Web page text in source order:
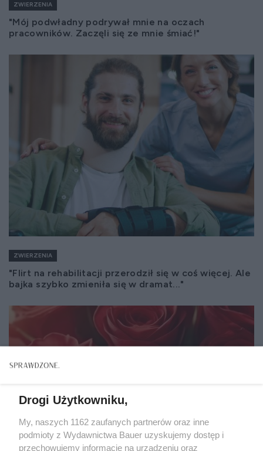
ZWIERZENIA
"Mój podwładny podrywał mnie na oczach
pracowników. Zaczęli się ze mnie śmiać!"
ZWIERZENIA
"Flirt na rehabilitacji przerodził się w coś więcej. Ale
bajka szybko zmieniła się w dramat..."
Drogi Użytkowniku,
My, naszych 1162 zaufanych partnerów oraz inne
podmioty z Wydawnictwa Bauer uzyskujemy dostęp i
przechowujemy informacje na urządzeniu oraz